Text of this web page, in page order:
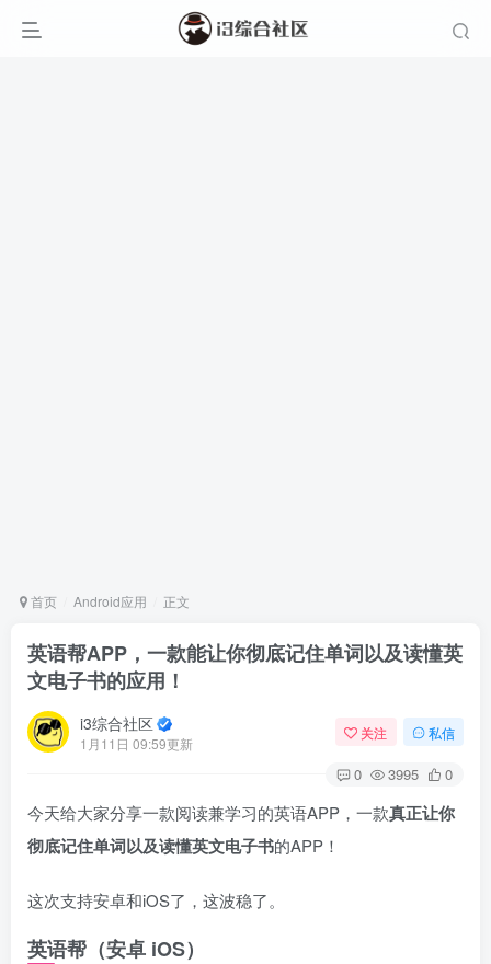
首页 Android应用 正文
英语帮APP，一款能让你彻底记住单词以及读懂英
文电子书的应用！
i3综合社区
1月11日 09:59更新
关注 私信
0 3995 0
今天给大家分享一款阅读兼学习的英语APP，一款真正让你
彻底记住单词以及读懂英文电子书的APP！
这次支持安卓和iOS了，这波稳了。
英语帮（安卓 iOS）